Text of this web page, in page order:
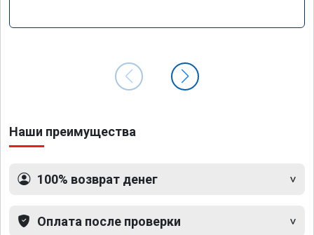
Наши преимущества
100% возврат денег
Оплата после проверки